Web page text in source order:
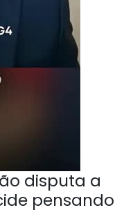
disputa a
pensando